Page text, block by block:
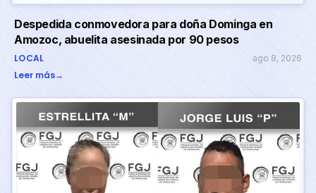
Despedida conmovedora para doña Dominga en
Amozoc, abuelita asesinada por 90 pesos
LOCAL ago 8, 2026
Leer más→